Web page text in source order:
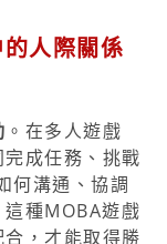
人際關係
。在多人遊戲
成任務、挑戰
何溝通、協調
種MOBA遊戲
，才能取得勝